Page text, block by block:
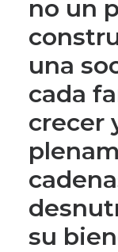
no un
una
cada
crecer
su